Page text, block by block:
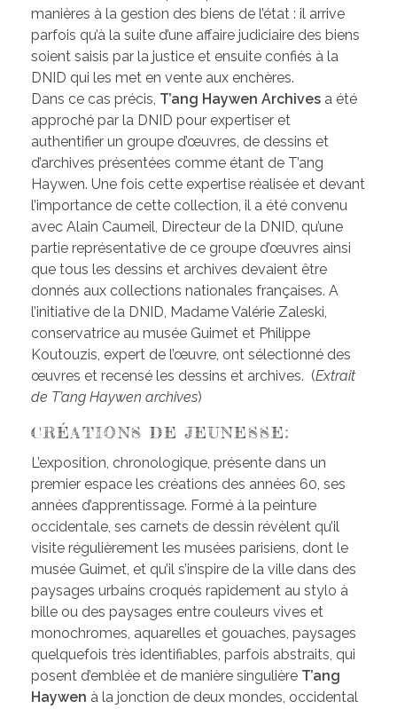
manières à la gestion des biens de l’état : il arrive
parfois qu’à la suite d’une affaire judiciaire des biens
soient saisis par la justice et ensuite confiés à la
DNID qui les met en vente aux enchères.
Dans ce cas précis, T’ang Haywen Archives a été
approché par la DNID pour expertiser et
authentifier un groupe d’œuvres, de dessins et
d’archives présentées comme étant de T’ang
Haywen. Une fois cette expertise réalisée et devant
l’importance de cette collection, il a été convenu
avec Alain Caumeil, Directeur de la DNID, qu’une
partie représentative de ce groupe d’œuvres ainsi
que tous les dessins et archives devaient être
donnés aux collections nationales françaises. A
l’initiative de la DNID, Madame Valérie Zaleski,
conservatrice au musée Guimet et Philippe
Koutouzis, expert de l’œuvre, ont sélectionné des
œuvres et recensé les dessins et archives. (Extrait
de T’ang Haywen archives)
CRÉATIONS DE JEUNESSE:
L’exposition, chronologique, présente dans un
premier espace les créations des années 60, ses
années d’apprentissage. Formé à la peinture
occidentale, ses carnets de dessin révèlent qu’il
visite régulièrement les musées parisiens, dont le
musée Guimet, et qu’il s’inspire de la ville dans des
paysages urbains croqués rapidement au stylo à
bille ou des paysages entre couleurs vives et
monochromes, aquarelles et gouaches, paysages
quelquefois très identifiables, parfois abstraits, qui
posent d’emblée et de manière singulière T’ang
Haywen à la jonction de deux mondes, occidental